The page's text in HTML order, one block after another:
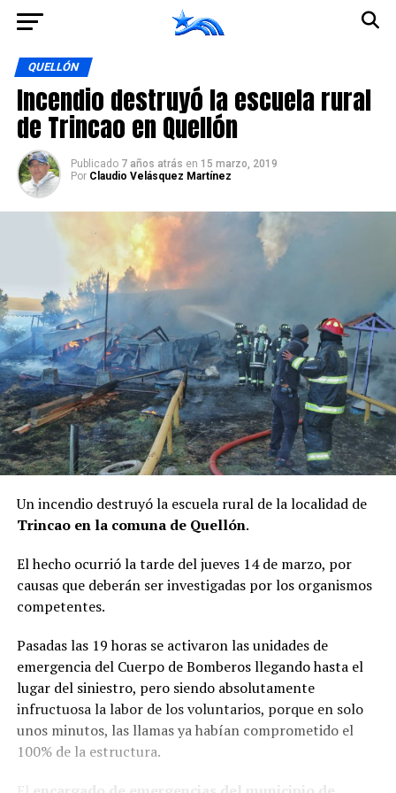
QUELLÓN
Incendio destruyó la escuela rural
de Trincao en Quellón
Publicado 7 años atrás en 15 marzo, 2019
Por Claudio Velásquez Martínez
Un incendio destruyó la escuela rural de la localidad de
Trincao en la comuna de Quellón.
El hecho ocurrió la tarde del jueves 14 de marzo, por
causas que deberán ser investigadas por los organismos
competentes.
Pasadas las 19 horas se activaron las unidades de
emergencia del Cuerpo de Bomberos llegando hasta el
lugar del siniestro, pero siendo absolutamente
infructuosa la labor de los voluntarios, porque en solo
unos minutos, las llamas ya habían comprometido el
100% de la estructura.
Ir a la versión móvil